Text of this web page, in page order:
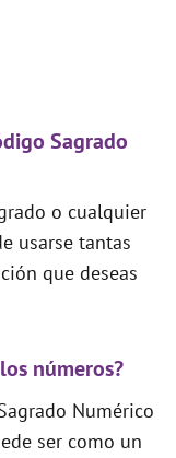
Sagrado
o cualquier
usarse tantas
que deseas
números?
Numérico
ser como un